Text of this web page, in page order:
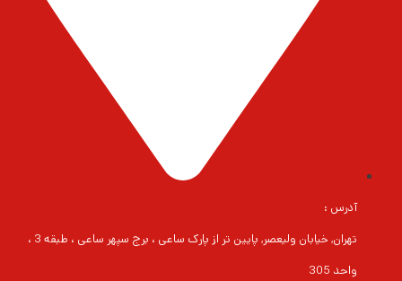
آدرس :
تهران, خیابان ولیعصر, پایین تر از پارک ساعی ، برج سپهر ساعی ، طبقه 3 ،
واحد 305